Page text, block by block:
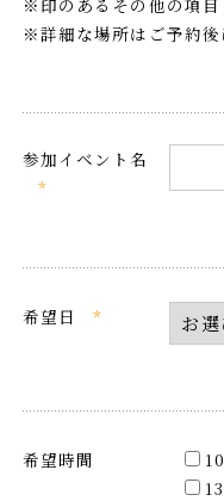
※詳細な場所はご予約後
参加イベント名
*
希望日 *
希望時間